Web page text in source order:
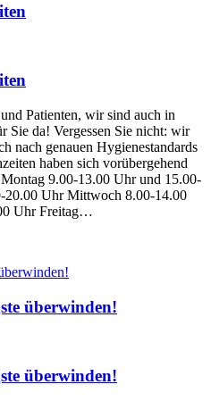
Patienten, wir sind auch in
Sie da! Vergessen Sie nicht: wir
nach genauen Hygienestandards
haben sich vorübergehend
9.00-13.00 Uhr und 15.00-
20.00 Uhr Mittwoch 8.00-14.00
Uhr Freitag…
überwinden!
überwinden!